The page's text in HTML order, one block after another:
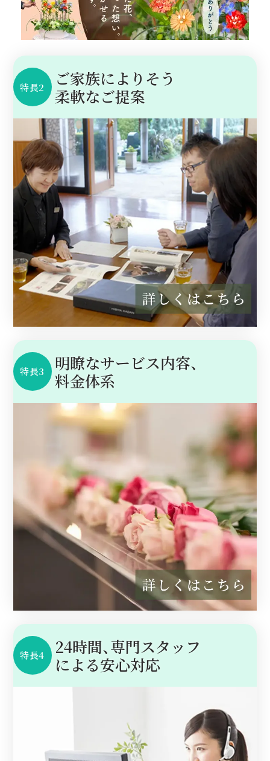
特長2
ご家族によりそう
柔軟なご提案
特長3
明瞭なサービス内容、
料金体系
特長4
24時間、専門スタッフ
による安心対応